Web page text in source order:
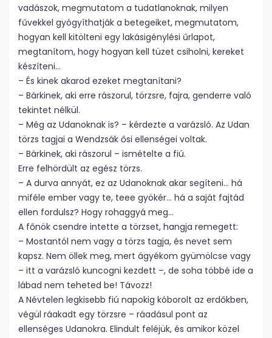
vadászok, megmutatom a tudatlanoknak, milyen
fűvekkel gyógyíthatják a betegeiket, megmutatom,
hogyan kell kitölteni egy lakásigénylési űrlapot,
megtanítom, hogy hogyan kell tüzet csiholni, kereket
készíteni…
– És kinek akarod ezeket megtanítani?
– Bárkinek, aki erre rászorul, törzsre, fajra, genderre való
tekintet nélkül.
– Még az Udanoknak is? – kérdezte a varázsló. Az Udan
törzs tagjai a Wendzsák ősi ellenségei voltak.
– Bárkinek, aki rászorul – ismételte a fiú.
Erre felhördült az egész törzs.
– A durva annyát, ez az Udanoknak akar segíteni… há
miféle ember vagy te, teee gyökér… há a saját fajtád
ellen fordulsz? Hogy rohaggyá meg…
A főnök csendre intette a törzset, hangja remegett:
– Mostantól nem vagy a törzs tagja, és nevet sem
kapsz. Nem öllek meg, mert ágyékom gyümölcse vagy
– itt a varázsló kuncogni kezdett –, de soha többé ide a
lábad nem teheted be! Távozz!
A Névtelen legkisebb fiú napokig kóborolt az erdőkben,
végül ráakadt egy törzsre – ráadásul pont az
ellenséges Udanokra. Elindult feléjük, és amikor közel